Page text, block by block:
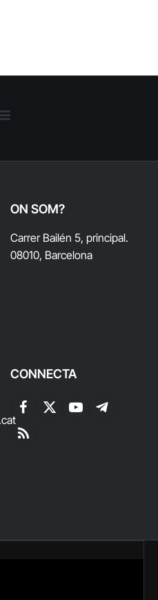
ON SOM?
Carrer Bailén 5, principal.
08010, Barcelona
CONNECTA
Facebook
X
YouTubeTelegram
RSS